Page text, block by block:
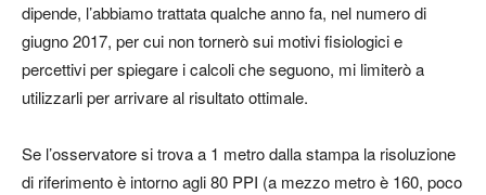
dipende, l’abbiamo trattata qualche anno fa, nel numero di
giugno 2017, per cui non tornerò sui motivi fisiologici e
percettivi per spiegare i calcoli che seguono, mi limiterò a
utilizzarli per arrivare al risultato ottimale.
Se l’osservatore si trova a 1 metro dalla stampa la risoluzione
di riferimento è intorno agli 80 PPI (a mezzo metro è 160, poco